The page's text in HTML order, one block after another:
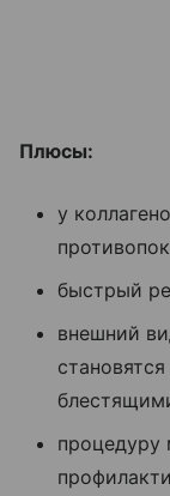
Плюсы:
у
быстрый
внешний
процедуру